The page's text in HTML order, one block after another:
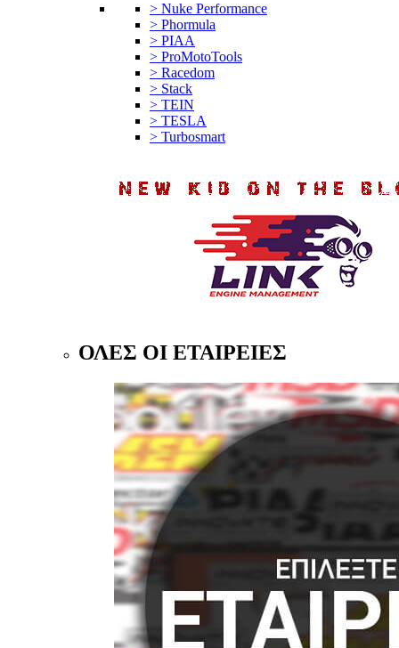
> Nuke Performance
> Phormula
> PIAA
> ProMotoTools
> Racedom
> Stack
> TEIN
> TESLA
> Turbosmart
ΟΛΕΣ ΟΙ ΕΤΑΙΡΕΙΕΣ